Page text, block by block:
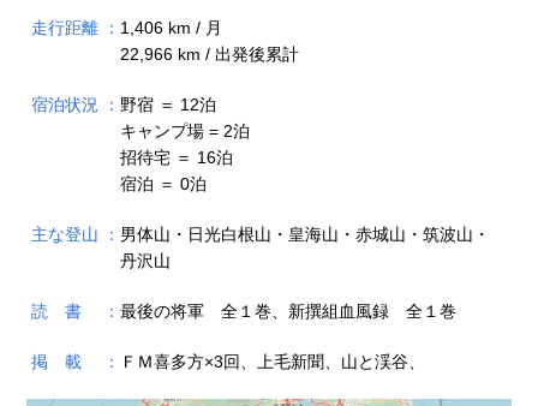
走行距離 ： 1,406 km / 月
22,966 km / 出発後累計
宿泊状況 ： 野宿 ＝ 12泊
キャンプ場 = 2泊
招待宅 ＝ 16泊
宿泊 ＝ 0泊
主な登山 ： 男体山・日光白根山・皇海山・赤城山・筑波山・
丹沢山
読 書 ： 最後の将軍 全１巻、新撰組血風録 全１巻
掲 載 ： ＦＭ喜多方×3回、上毛新聞、山と渓谷、